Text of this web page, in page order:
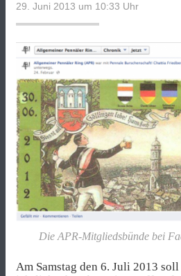
29. Juni 2013 um 10:33 Uhr
Die APR-Mitgliedsbünde bei
Am Samstag den 6. Juli 2013